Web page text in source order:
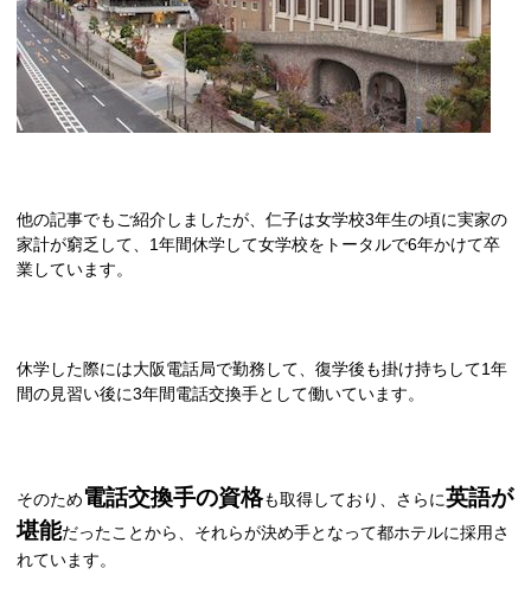
他の記事でもご紹介しましたが、仁子は女学校3年生の頃に実家の
家計が窮乏して、 1年間休学して女学校をトータルで6年かけて卒
業しています。
休学した際には大阪電話局で勤務して、復学後も掛け持ちして1年
間の見習い後に3年間電話交換手として働いています。
そのため電話交換手の資格も取得しており、さらに英語が
堪能だったことから、それらが決め手となって都ホテルに採用さ
れています。